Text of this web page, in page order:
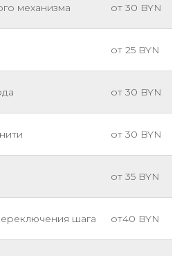
механизма от 30 BYN
от 25 BYN
от 30 BYN
от 30 BYN
от 35 BYN
шага от40 BYN